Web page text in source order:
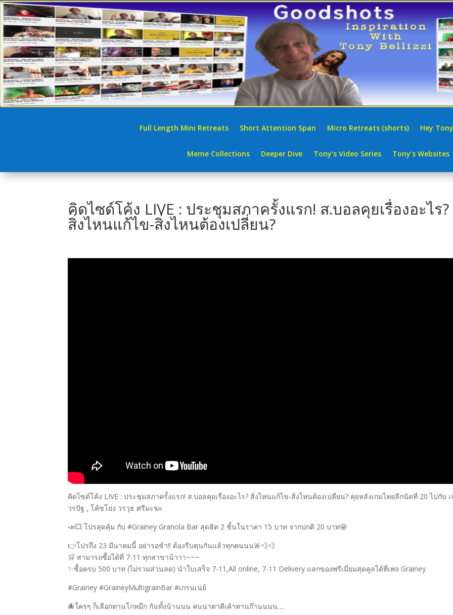
Full Length Mini Retreats Short Attention Span Micro Retreats (shorts) Hey
Meme Collections Deeper Dive Tony’s Video Series Tony’s Websites
คิดไซด์โค้ง LIVE : ประชุมสภาครั้งแรก! ส.บอลคุยเรื่องอะไร?
สิ่งไหนแก้ไข-สิ่งไหนต้องเปลี่ยน?
คิดไซด์โค้ง LIVE : ประชุมสภาครั้งแรก! ส.บอลคุยเรื่องอะไร? สิ่งไหนแก้ไข-สิ่งไหนต้องเปลี่ยน? คุยหลังเกมไทยลีกนัดที่ 20 ไปกับ เ
วรปัฐ , โค้ชโย่ง วรวุธ ศรีมะฆะ
📣💥 โปรสุดคุ้ม กับ #Grainey Granola Bar สุดฮิต 2 ชิ้นในราคา 15 บาท จากปกติ 20 บาท🤩
👉โปรถึง 23 มีนาคมนี้ อย่ารอช้า‼️ ต้องรีบตุนกันแล้วทุกคนนน🚨💨💨
🛒 สามารถซื้อได้ที่ 7-11 ทุกสาขาน้าาา~~~
✨ซื้อครบ 500 บาท (ไม่รวมส่วนลด) นำใบเสร็จ 7-11,All online, 7-11 Delivery แลกของพรีเมี่ยมสุดคูลได้ที่เพจ Grainey
#Grainey #GraineyMultigrainBar #เกรนเน่ย์
🐙ใครๆ ก็เลือกทานโกหมึก กันทั้งน้านนน คนน่าตาดีเค้าทานก๊านนนน….